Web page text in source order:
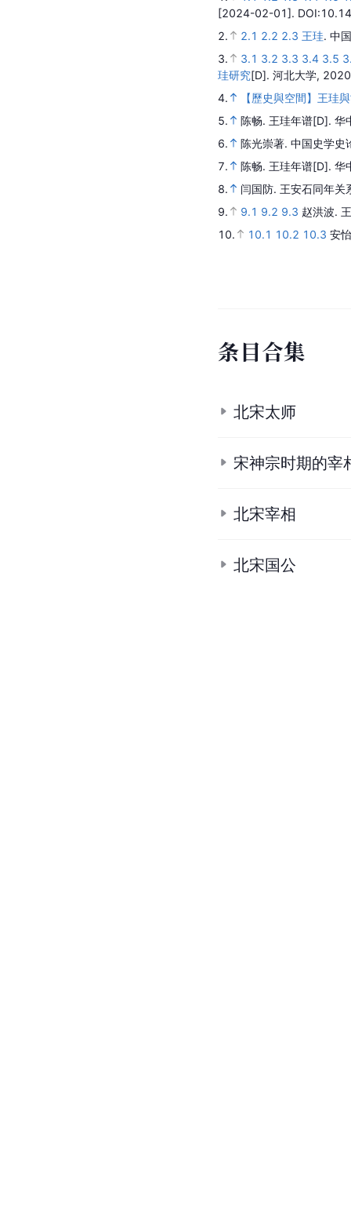
[2024-02-01].
2.
2.1 2.2 2.3 王珪. 中
3.
3.1 3.2 3.3 3.4 3.5
珪研究[D]. 河北大学,
4.
【歷史與空間】王珪
5.
陈畅. 王珪年谱[D]. 华
6.
陈光崇著. 中国史学史
7.
陈畅. 王珪年谱[D]. 华
8.
闫国防. 王安石同年关
9.
9.1 9.2 9.3 赵洪波.
10.
10.1 10.2 10.3 安
条目合集
北宋太师
宋神宗时期的宰
北宋宰相
北宋国公